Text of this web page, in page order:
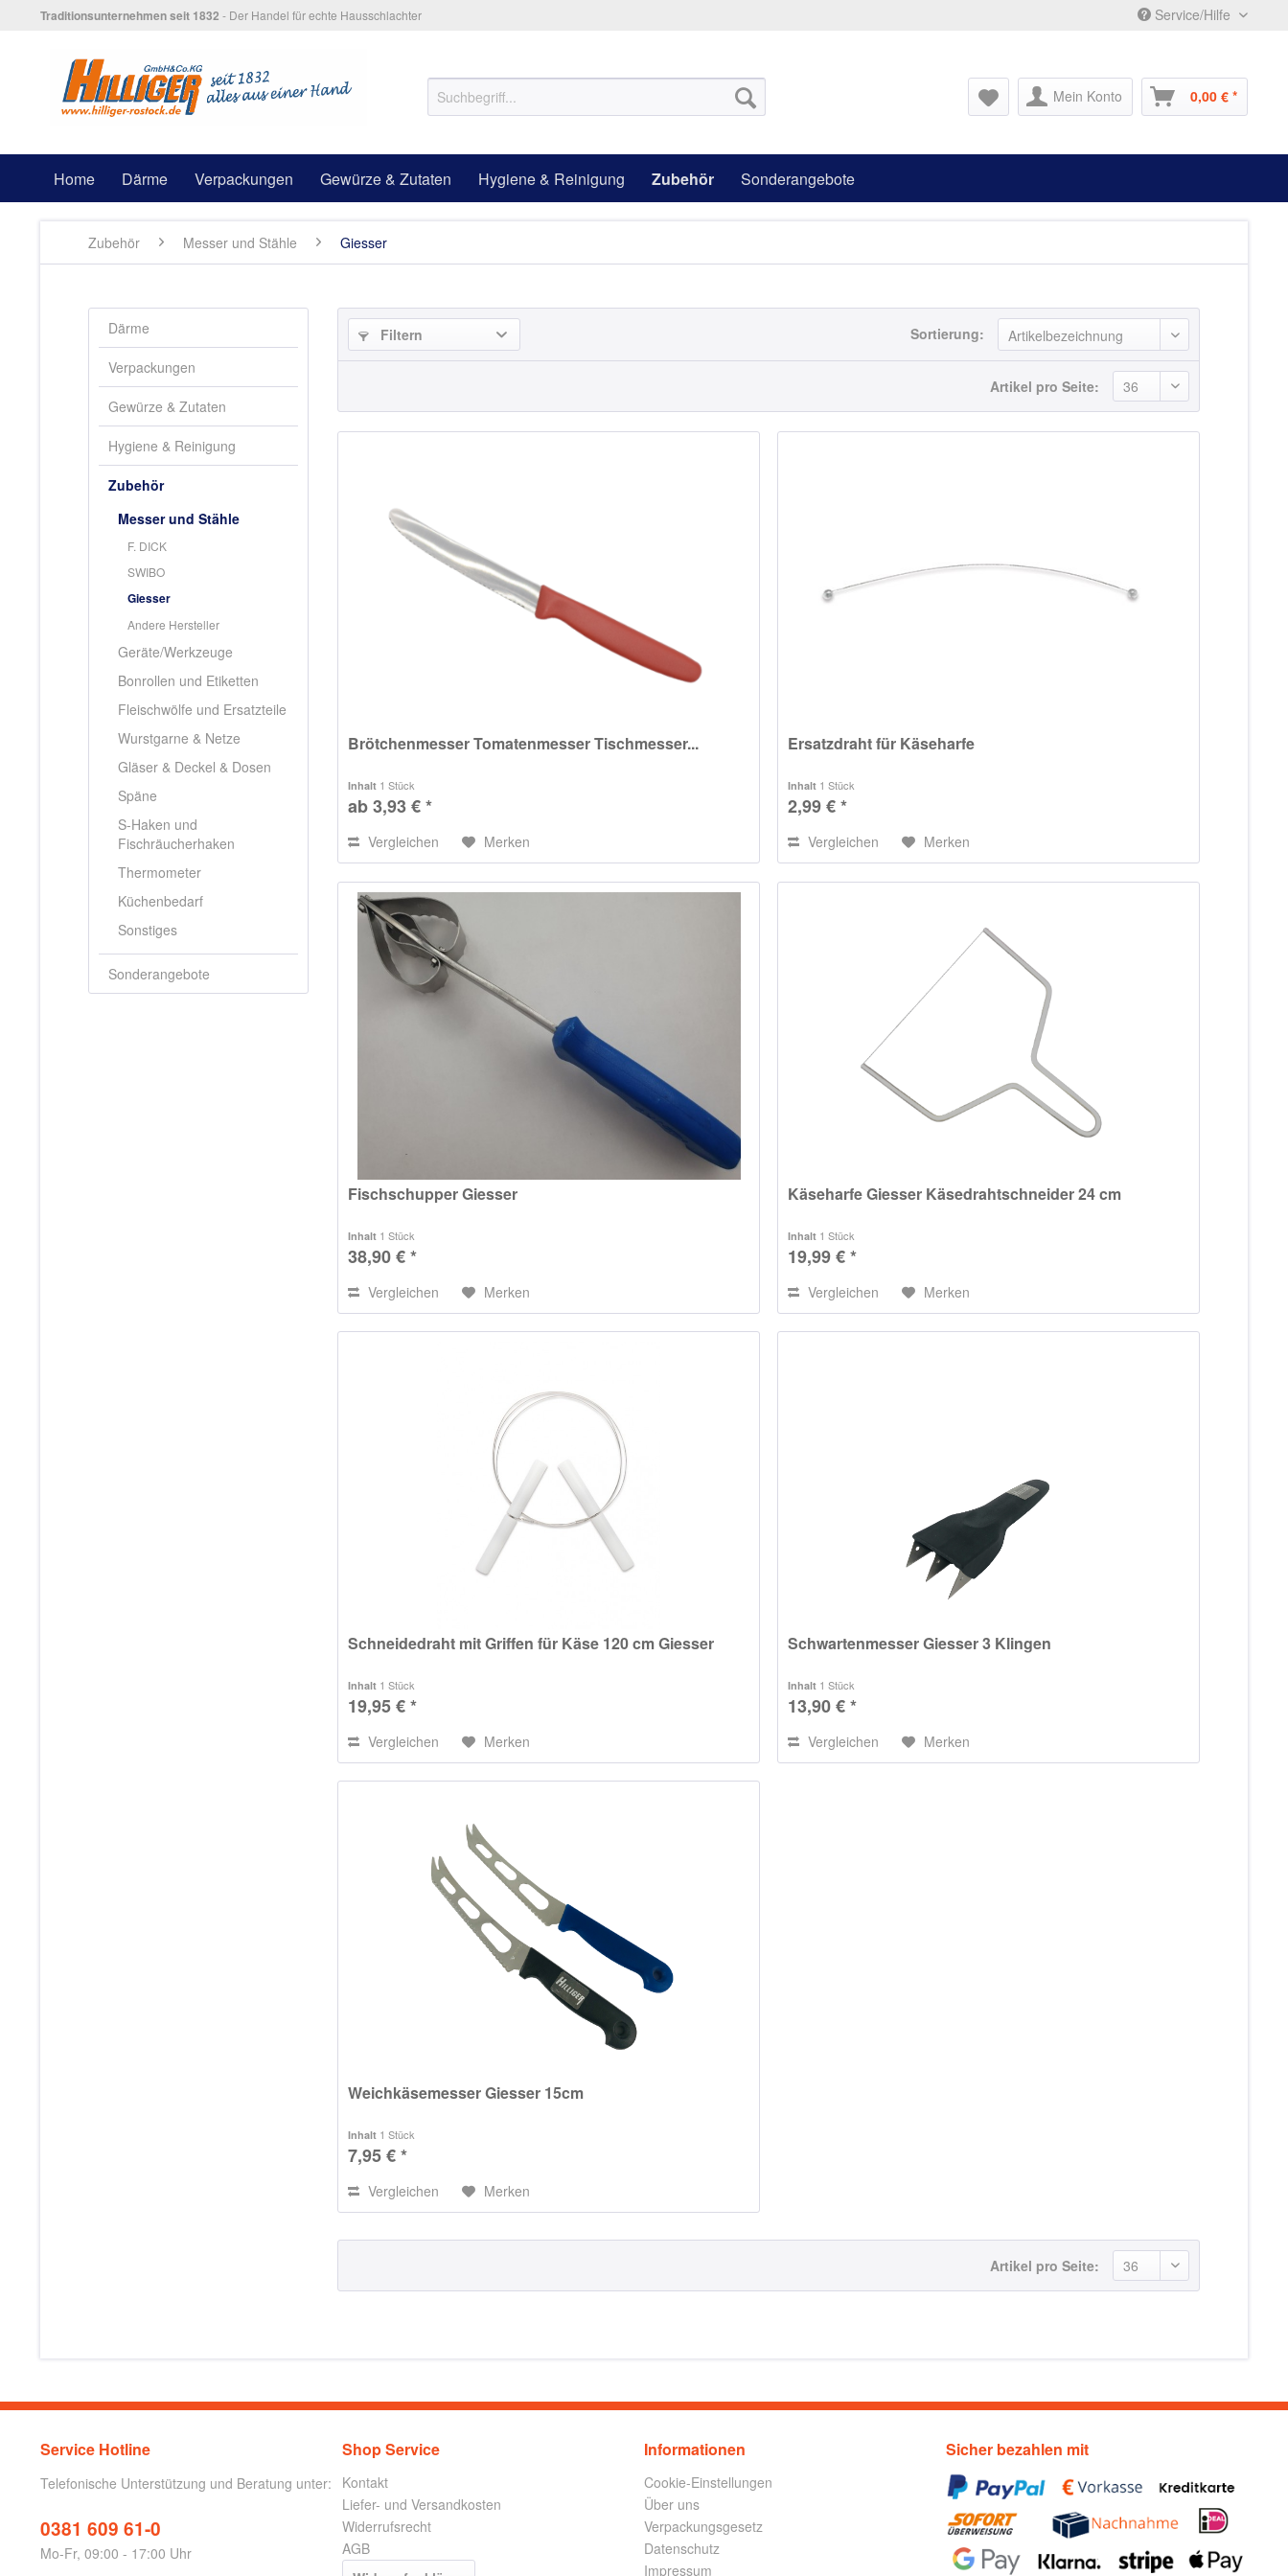
Traditionsunternehmen seit 1832 - Der Handel für echte Hausschlachter Service/Hilfe
Mein Konto 0,00 € *
Home Därme Verpackungen Gewürze & Zutaten Hygiene & Reinigung Zubehör Sonderangebote
Zubehör Messer und Stähle Giesser
Därme
Verpackungen
Gewürze & Zutaten
Hygiene & Reinigung
Zubehör
Messer und Stähle
F. DICK
SWIBO
Giesser
Andere Hersteller
Geräte/Werkzeuge
Bonrollen und Etiketten
Fleischwölfe und Ersatzteile
Wurstgarne & Netze
Gläser & Deckel & Dosen
Späne
S-Haken und
Fischräucherhaken
Thermometer
Küchenbedarf
Sonstiges
Sonderangebote
Filtern Sortierung:
Artikel pro Seite:
Brötchenmesser Tomatenmesser Tischmesser...
Inhalt 1 Stück
ab 3,93 € *
Vergleichen Merken
Ersatzdraht für Käseharfe
Inhalt 1 Stück
2,99 € *
Vergleichen Merken
Fischschupper Giesser
Inhalt 1 Stück
38,90 € *
Vergleichen Merken
Käseharfe Giesser Käsedrahtschneider 24 cm
Inhalt 1 Stück
19,99 € *
Vergleichen Merken
Schneidedraht mit Griffen für Käse 120 cm Giesser
Inhalt 1 Stück
19,95 € *
Vergleichen Merken
Schwartenmesser Giesser 3 Klingen
Inhalt 1 Stück
13,90 € *
Vergleichen Merken
Weichkäsemesser Giesser 15cm
Inhalt 1 Stück
7,95 € *
Vergleichen Merken
Artikel pro Seite:
Service Hotline
Telefonische Unterstützung und Beratung unter:
0381 609 61-0
Mo-Fr, 09:00 - 17:00 Uhr
Shop Service
Kontakt
Liefer- und Versandkosten
Widerrufsrecht
AGB
Informationen
Cookie-Einstellungen
Über uns
Verpackungsgesetz
Datenschutz
Impressum
Sicher bezahlen mit